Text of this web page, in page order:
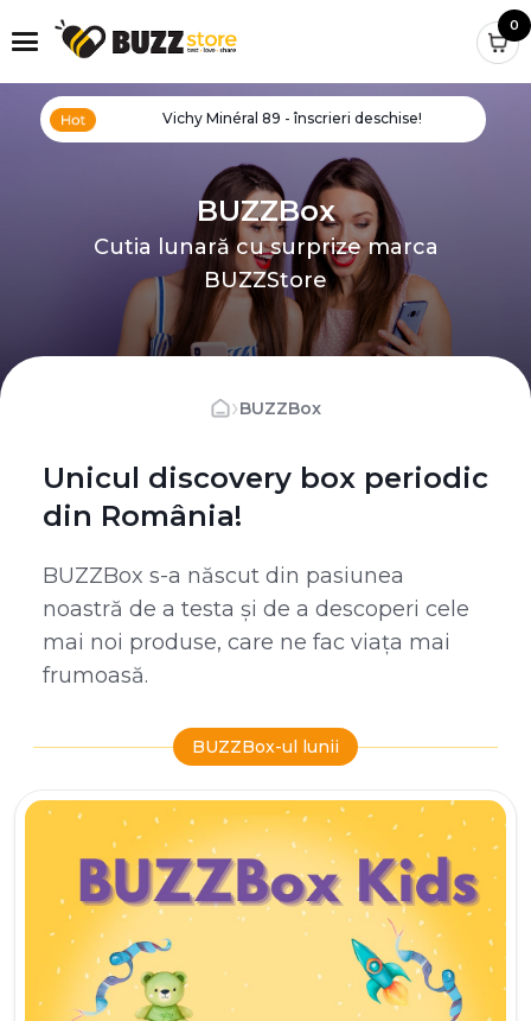
0
Vichy Minéral 89 - înscrieri deschise!
BUZZBox
Cutia lunară cu surprize marca
BUZZStore
›BUZZBox
Unicul discovery box periodic
din România!
BUZZBox s-a născut din pasiunea
noastră de a testa și de a descoperi cele
mai noi produse, care ne fac viața mai
frumoasă.
BUZZBox-ul lunii